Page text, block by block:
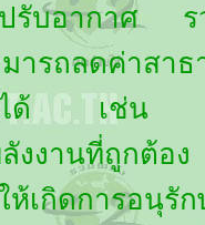
ปรับอากาศ ร
ามารถลดค่
าได้ เช่น
ลังงานที่ถูก
เกิดการอนุรั